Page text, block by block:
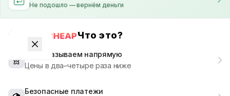
Не подошло — вернём деньги
Что это?
Мы заказываем напрямую
Цены в два–четыре раза ниже
Безопасные платежи